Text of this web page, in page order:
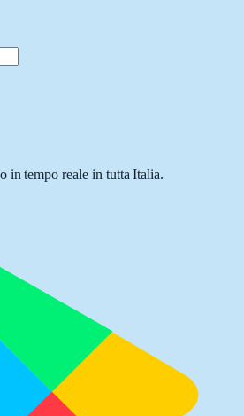
in tempo reale in tutta Italia.